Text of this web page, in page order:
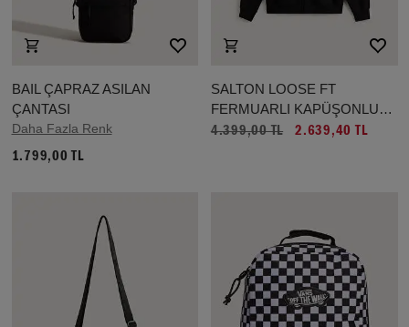
BAIL ÇAPRAZ ASILAN
ÇANTASI
Daha Fazla Renk
1.799,00 TL
SALTON LOOSE FT
FERMUARLI KAPÜŞONLU
ÜST
4.399,00 TL 2.639,40 TL